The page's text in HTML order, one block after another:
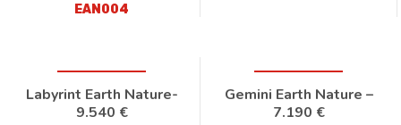
EAN004
Labyrint Earth Nature-
9.540 €
Gemini Earth Nature –
7.190 €